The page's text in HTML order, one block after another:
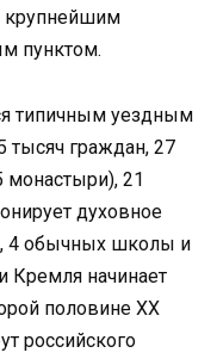
крупнейшим
пунктом.
типичным уездным
тысяч граждан, 27
монастыри), 21
духовное
4 обычных школы и
Кремля начинает
половине ХХ
российского